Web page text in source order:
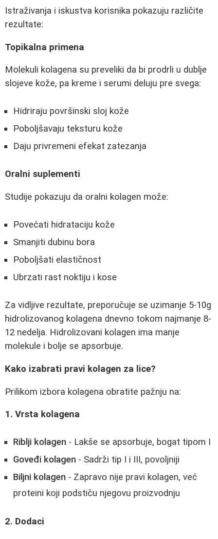
Istraživanja i iskustva korisnika pokazuju različite
rezultate:
Topikalna primena
Molekuli kolagena su preveliki da bi prodrli u dublje
slojeve kože, pa kreme i serumi deluju pre svega:
Hidriraju površinski sloj kože
Poboljšavaju teksturu kože
Daju privremeni efekat zatezanja
Oralni suplementi
Studije pokazuju da oralni kolagen može:
Povećati hidrataciju kože
Smanjiti dubinu bora
Poboljšati elastičnost
Ubrzati rast noktiju i kose
Za vidljive rezultate, preporučuje se uzimanje 5-10g
hidrolizovanog kolagena dnevno tokom najmanje 8-
12 nedelja. Hidrolizovani kolagen ima manje
molekule i bolje se apsorbuje.
Kako izabrati pravi kolagen za lice?
Prilikom izbora kolagena obratite pažnju na:
1. Vrsta kolagena
Riblji kolagen - Lakše se apsorbuje, bogat tipom I
Goveđi kolagen - Sadrži tip I i III, povoljniji
Biljni kolagen - Zapravo nije pravi kolagen, već
proteini koji podstiču njegovu proizvodnju
2. Dodaci